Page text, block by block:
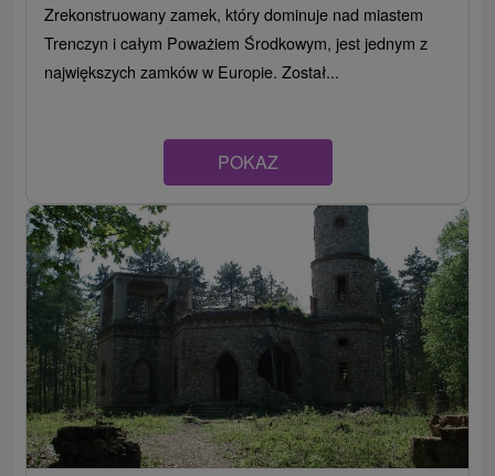
Zrekonstruowany zamek, który dominuje nad miastem
Trenczyn i całym Poważiem Środkowym, jest jednym z
największych zamków w Europie. Został...
POKAZ